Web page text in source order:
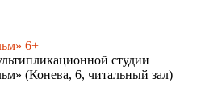
6+
студии
(Конева, 6, читальный зал)